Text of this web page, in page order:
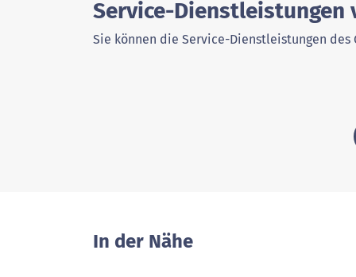
Service-Dienstleistungen
Sie können die Service-Dienstleistungen des
In der Nähe